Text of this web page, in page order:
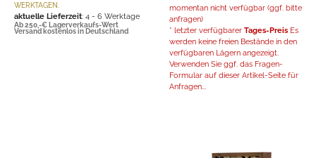
WERKTAGEN.
aktuelle Lieferzeit: 4 - 6 Werktage
Ab 250,-€ Lagerverkaufs-Wert
Versand kostenlos in Deutschland
momentan nicht verfügbar (ggf. bitte
anfragen)
* letzter verfügbarer Tages-Preis Es
werden keine freien Bestände in den
verfügbaren Lägern angezeigt.
Verwenden Sie ggf. das Fragen-
Formular auf dieser Artikel-Seite für
Anfragen...